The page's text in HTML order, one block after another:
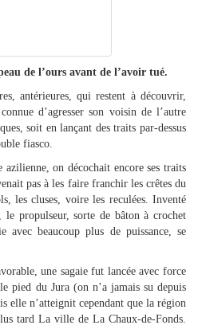
de l’ours avant de l’avoir tué.
antérieures, qui restent à découvrir,
d’agresser son voisin de l’autre
soit en lançant des traits par-dessus
fiasco.
on décochait encore ses traits
pas à les faire franchir les crêtes du
les cluses, voire les reculées. Inventé
le propulseur, sorte de bâton à crochet
avec beaucoup plus de puissance, se
une sagaie fut lancée avec force
pied du Jura (on n’a jamais su depuis
elle n’atteignit cependant que la région
tard La ville de La Chaux-de-Fonds.